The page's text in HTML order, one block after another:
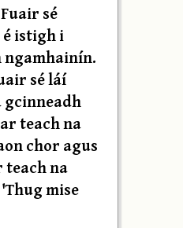
sé
é istigh i
ngamhainín.
sé láí
gcinneadh
teach na
chor agus
teach na
mise